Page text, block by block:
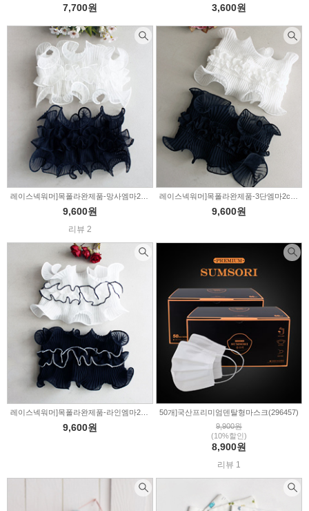
7,700원 3,600원
9,600원
리뷰 2
9,600원
9,600원
50개]국산프리미엄덴탈형마스크(296457)
9,900원
(10%할인)
8,900원
리뷰 1